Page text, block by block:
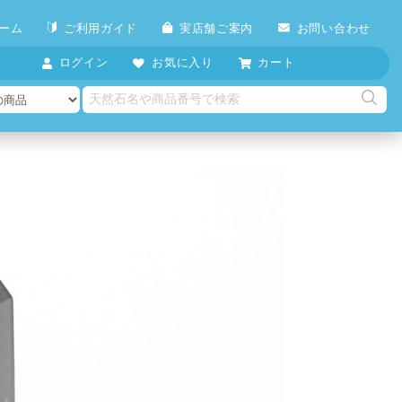
ム ご利用ガイド 実店舗ご案内 お問い合わせ
ログイン お気に入り カート